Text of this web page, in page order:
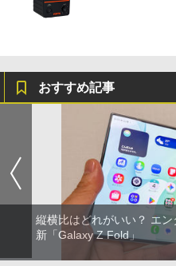
おすすめ記事
縦横比はどれがいい？ エ
新「Galaxy Z Fold」